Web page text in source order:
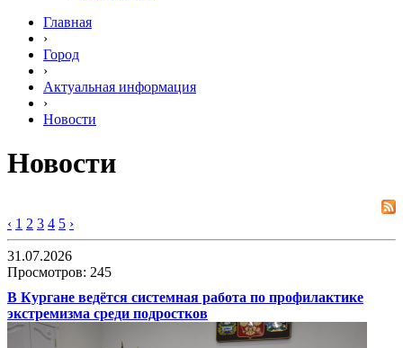
Главная
›
Город
›
Актуальная информация
›
Новости
Новости
‹ 1 2 3 4 5 ›
31.07.2026
Просмотров: 245
В Кургане ведётся системная работа по профилактике
экстремизма среди подростков